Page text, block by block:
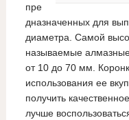
пре
дназначенных для
диаметра. Самой
называемые
от 10 до 70 мм.
использования ее
получить
лучше